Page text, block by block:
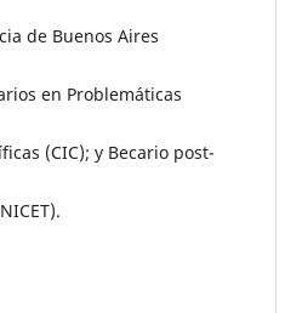
de Buenos Aires
en Problemáticas
(CIC); y Becario post-